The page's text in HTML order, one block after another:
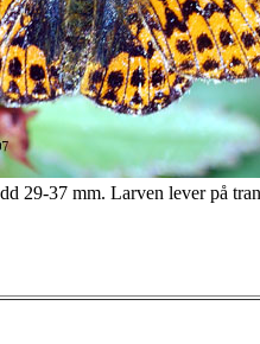
29-37 mm. Larven lever på